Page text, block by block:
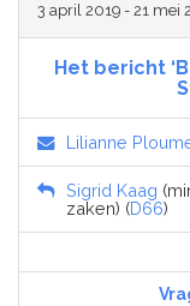
3 april 2019 - 21 mei
Het bericht
Lilianne
Sigrid Kaag
zaken) (D66)